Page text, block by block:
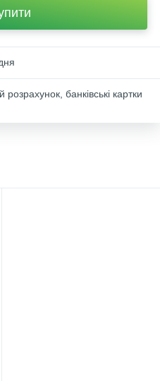
розрахунок, банківські картки